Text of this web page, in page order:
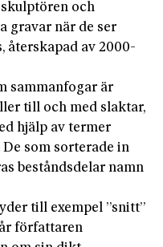
skulptören och
gravar när de ser
återskapad av 2000-
sammanfogar är
till och med slaktar,
hjälp av termer
som sorterade in
beståndsdelar namn
till exempel ”snitt”
författaren